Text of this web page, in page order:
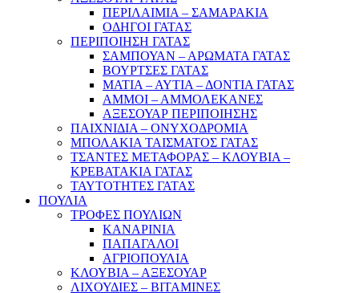
ΠΕΡΙΛΑΙΜΙΑ – ΣΑΜΑΡΑΚΙΑ
ΟΔΗΓΟΙ ΓΑΤΑΣ
ΠΕΡΙΠΟΙΗΣΗ ΓΑΤΑΣ
ΣΑΜΠΟΥΑΝ – ΑΡΩΜΑΤΑ ΓΑΤΑΣ
ΒΟΥΡΤΣΕΣ ΓΑΤΑΣ
ΜΑΤΙΑ – ΑΥΤΙΑ – ΔΟΝΤΙΑ ΓΑΤΑΣ
ΑΜΜΟΙ – ΑΜΜΟΛΕΚΑΝΕΣ
ΑΞΕΣΟΥΑΡ ΠΕΡΙΠΟΙΗΣΗΣ
ΠΑΙΧΝΙΔΙΑ – ΟΝΥΧΟΔΡΟΜΙΑ
ΜΠΟΛΑΚΙΑ ΤΑΙΣΜΑΤΟΣ ΓΑΤΑΣ
ΤΣΑΝΤΕΣ ΜΕΤΑΦΟΡΑΣ – ΚΛΟΥΒΙΑ –
ΚΡΕΒΑΤΑΚΙΑ ΓΑΤΑΣ
ΤΑΥΤΟΤΗΤΕΣ ΓΑΤΑΣ
ΠΟΥΛΙΑ
ΤΡΟΦΕΣ ΠΟΥΛΙΩΝ
ΚΑΝΑΡΙΝΙΑ
ΠΑΠΑΓΑΛΟΙ
ΑΓΡΙΟΠΟΥΛΙΑ
ΚΛΟΥΒΙΑ – ΑΞΕΣΟΥΑΡ
ΛΙΧΟΥΔΙΕΣ – ΒΙΤΑΜΙΝΕΣ